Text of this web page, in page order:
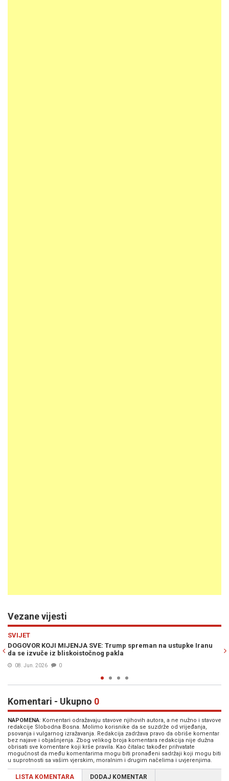
Vezane vijesti
Trump spreman na ustupke Iranu
"S NJIMA ILI BEZ NJIH": Trump
iranskim nuklearnim ambicijama
Komentari - Ukupno 0
NAPOMENA: Komentari odražavaju stavove njihovih autora, a ne nužno i stavove
redakcije Slobodna Bosna. Molimo korisnike da se suzdrže od vrijeđanja,
psovanja i vulgarnog izražavanja. Redakcija zadržava pravo da obriše komentar
bez najave i objašnjenja. Zbog velikog broja komentara redakcija nije dužna
obrisati sve komentare koji krše pravila. Kao čitalac također prihvatate
mogućnost da među komentarima mogu biti pronađeni sadržaji koji mogu biti
u suprotnosti sa vašim vjerskim, moralnim i drugim načelima i uvjerenjima.
LISTA KOMENTARA DODAJ KOMENTAR